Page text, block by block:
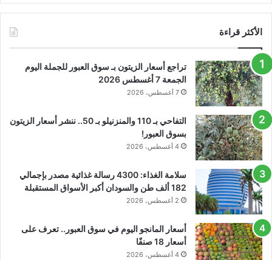
الأكثر قراءة
تراجع أسعار الزيتون بـ سوق العبور للجملة اليوم
الجمعة 7 أغسطس 2026
7 أغسطس، 2026
التفاحي بـ 110 والمنزنيلو بـ 50.. ننشر أسعار الزيتون
بسوق العبور!
4 أغسطس، 2026
سلامة الغذاء: 4300 رسالة غذائية مصدر بإجمالي
182 ألف طن والسودان أكبر الأسواق المستقبلة
2 أغسطس، 2026
أسعار المانجو اليوم في سوق العبور.. تعرف على
أسعار 18 صنفًا
4 أغسطس، 2026